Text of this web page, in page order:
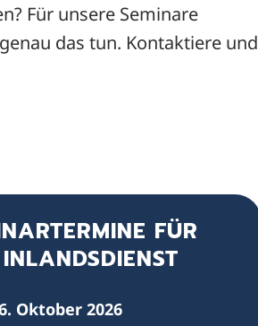
Für unsere Seminare
das tun. Kontaktiere und
FÜR
Oktober 2026